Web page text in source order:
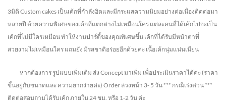
3มิติ Custom cakes เป็นเค้กที่กำลังฮิตและมีกระแสความนิยมอย่างต่อเนื่องติดต่อมา
หลายปี ด้วยความพิเศษของเค้กที่แตกต่างไม่เหมือนใคร แต่ละคนที่ได้เค้กไปจะเป็น
เค้กที่ไม่มีใครเหมือน ทำให้งานปาร์ตี้ของคุณพิเศษขึ้น เค้กที่ได้รับมีหน้าตาที่
สวยงามไม่เหมือนใคร แถมยัง มีรสชาติอร่อยอีกด้วยค่ะ เนื้อเค้กนุ่มแน่นเนียน
หากต้องการ รูปแบบเพิ่มเติม ส่ง Concept มาเพิ่ม เพื่อประเมินราคาได้ค่ะ (ราคา
ขึ้นอยู่กับขนาดและ ความยากง่ายค่ะ) Order ล่วงหน้า 3- 5 วัน *** กรณีเร่งด่วน ***
ติดต่อสอบถามได้รับเค้ก ภายใน 24 ชม. หรือ 1-2 วัน ค่ะ